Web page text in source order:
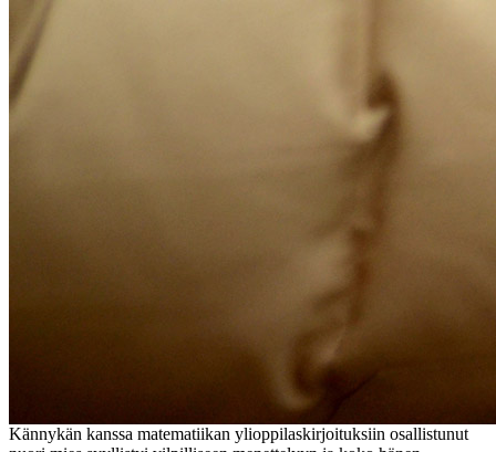
Kännykän kanssa matematiikan ylioppilaskirjoituksiin osallistunut